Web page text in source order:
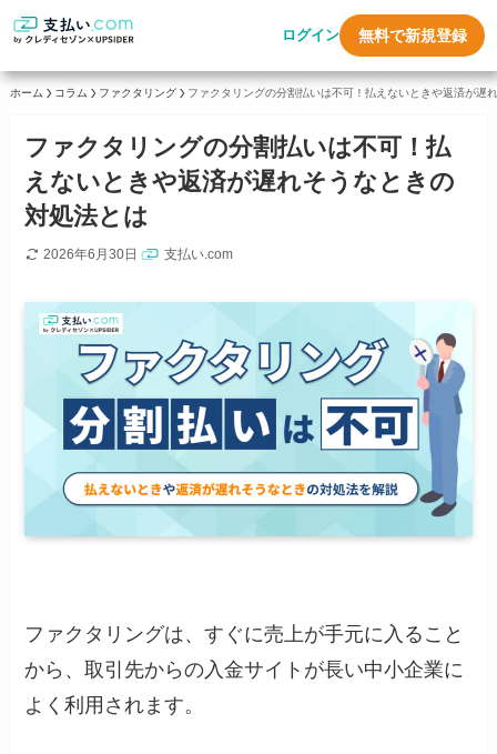
ログイン 無料で新規登録
ホーム コラム ファクタリング ファクタリングの分割払いは不可！払えないときや返済が遅
ファクタリングの分割払いは不可！払
えないときや返済が遅れそうなときの
対処法とは
2026年6月30日 支払い.com
ファクタリングは、すぐに売上が手元に入ること
から、取引先からの入金サイトが長い中小企業に
よく利用されます。